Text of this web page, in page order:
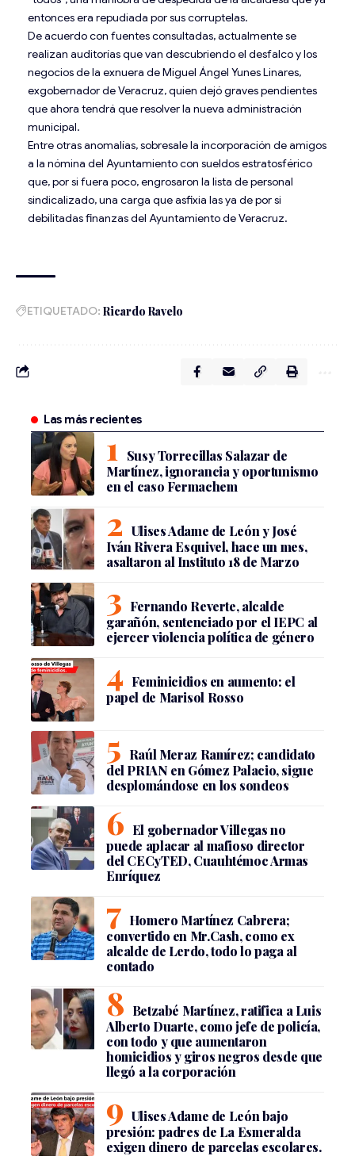
entonces era repudiada por sus corruptelas.
De acuerdo con fuentes consultadas, actualmente se
realizan auditorías que van descubriendo el desfalco y los
negocios de la exnuera de Miguel Ángel Yunes Linares,
exgobernador de Veracruz, quien dejó graves pendientes
que ahora tendrá que resolver la nueva administración
municipal.
Entre otras anomalías, sobresale la incorporación de amigos
a la nómina del Ayuntamiento con sueldos estratosférico
que, por si fuera poco, engrosaron la lista de personal
sindicalizado, una carga que asfixia las ya de por si
debilitadas finanzas del Ayuntamiento de Veracruz.
ETIQUETADO: Ricardo Ravelo
Las más recientes
Susy Torrecillas Salazar de
Martínez, ignorancia y oportunismo
en el caso Fermachem
Ulises Adame de León y José
Iván Rivera Esquivel, hace un mes,
asaltaron al Instituto 18 de Marzo
Fernando Reverte, alcalde
garañón, sentenciado por el IEPC al
ejercer violencia política de género
Feminicidios en aumento: el
papel de Marisol Rosso
Raúl Meraz Ramírez; candidato
del PRIAN en Gómez Palacio, sigue
desplomándose en los sondeos
El gobernador Villegas no
puede aplacar al mafioso director
del CECyTED, Cuauhtémoc Armas
Enríquez
Homero Martínez Cabrera;
convertido en Mr.Cash, como ex
alcalde de Lerdo, todo lo paga al
contado
Betzabé Martínez, ratifica a Luis
Alberto Duarte, como jefe de policía,
con todo y que aumentaron
homicidios y giros negros desde que
llegó a la corporación
Ulises Adame de León bajo
presión: padres de La Esmeralda
exigen dinero de parcelas escolares.